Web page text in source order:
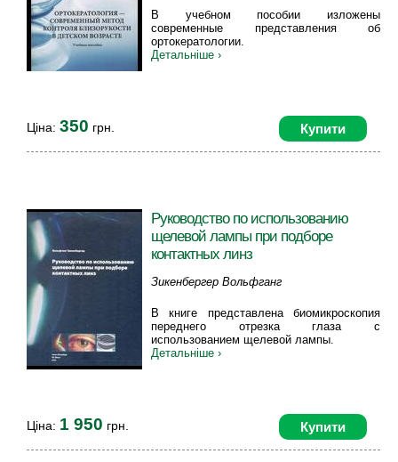
В учебном пособии изложены
современные представления об
ортокератологии.
Детальніше ›
Купити
Ціна: 350 грн.
Руководство по использованию
щелевой лампы при подборе
контактных линз
Зикенбергер Вольфганг
В книге представлена биомикроскопия
переднего отрезка глаза с
использованием щелевой лампы.
Детальніше ›
Купити
Ціна: 1 950 грн.